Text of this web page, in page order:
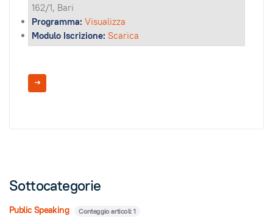
162/1, Bari
Programma: Visualizza
Modulo Iscrizione: Scarica
Sottocategorie
Public Speaking Conteggio articoli: 1